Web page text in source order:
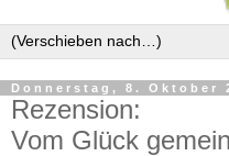
Donnerstag, 8. Oktober
Rezension:
Vom Glück